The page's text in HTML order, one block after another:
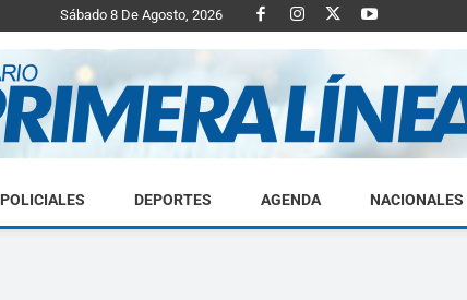
Sábado 8 De Agosto, 2026
Diario
POLICIALES DEPORTES AGENDA NACIONALES